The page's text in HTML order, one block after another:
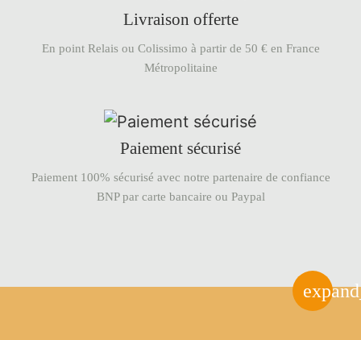
Livraison offerte
En point Relais ou Colissimo à partir de 50 € en France
Métropolitaine
Paiement sécurisé
Paiement 100% sécurisé avec notre partenaire de confiance
BNP par carte bancaire ou Paypal